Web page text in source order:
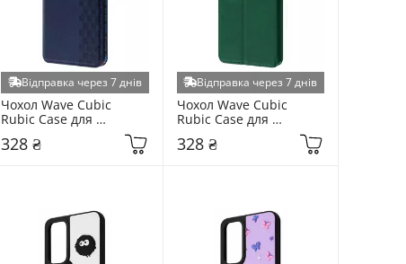
Відправка через 7 днів
Чохол Wave Cubic
Rubic Case для
Samsung Galaxy S931
S25 Blue (6948271053)
328 ₴
Відправка через 7 днів
Чохол Wave Cubic
Rubic Case для
Samsung Galaxy S931
S25 Green (6904172853)
328 ₴